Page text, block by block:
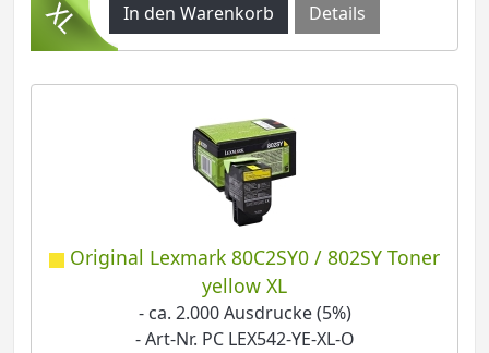
Details
Original Lexmark 80C2SY0 / 802SY Toner
yellow XL
- ca. 2.000 Ausdrucke (5%)
- Art-Nr. PC LEX542-YE-XL-O